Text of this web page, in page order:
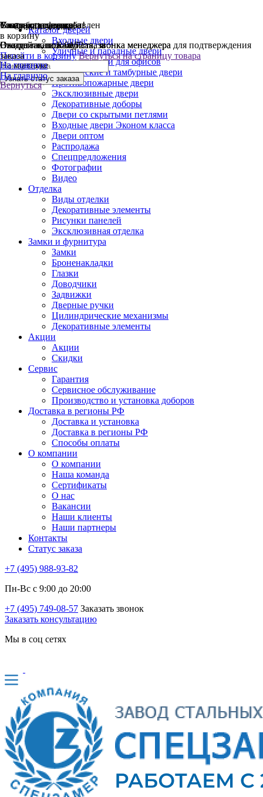
Каталог дверей
Входные двери
Уличные и парадные двери
Входные двери для офисов
Технические и тамбурные двери
Противопожарные двери
Эксклюзивные двери
Декоративные доборы
Двери со скрытыми петлями
Входные двери Эконом класса
Двери оптом
Распродажа
Спецпредложения
Фотографии
Видео
Отделка
Виды отделки
Декоративные элементы
Рисунки панелей
Эксклюзивная отделка
Замки и фурнитура
Замки
Броненакладки
Глазки
Доводчики
Задвижки
Дверные ручки
Цилиндрические механизмы
Декоративные элементы
Акции
Акции
Скидки
Сервис
Гарантия
Сервисное обслуживание
Производство и установка доборов
Доставка в регионы РФ
Доставка и установка
Доставка в регионы РФ
Способы оплаты
О компании
О компании
Наша команда
Сертификаты
О нас
Вакансии
Наши клиенты
Наши партнеры
Контакты
Статус заказа
+7 (495) 988-93-82
Пн-Вс с 9:00 до 20:00
+7 (495) 749-08-57 Заказать звонок
Заказать консультацию
Мы в соц сетях
Узнать статус заказа
Введите ваш номер заказа
Узнать статус заказа
Статус заказа Б-5152
На монтаже
Вернуться
Онлайн-оплата
Товар успешно добавлен
в корзину
Перейти в корзину Вернуться на страницу товара
Спасибо за заявку!
Ожидайте, пожалуйста, звонка менеджера
На главную
Ваш заказ оформлен!
Ожидайте, пожалуйста, звонка менеджера для подтверждения
заказа
На главную